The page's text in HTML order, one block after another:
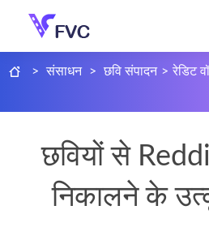
> संसाधन > छवि संपादन > रेडिट
छवियों से
निकालने के